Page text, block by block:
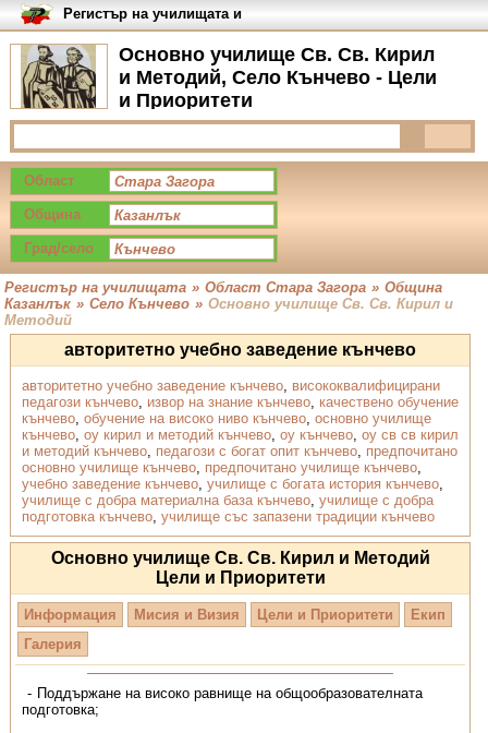
Основно училище Св. Св. Кирил
и Методий, Село Кънчево - Цели
и Приоритети
Регистър на училищата и
университетите в България
Област
Община
Град/село
Регистър на училищата » Област Стара Загора » Община
Казанлък » Село Кънчево » Основно училище Св. Св. Кирил и
Методий
авторитетно учебно заведение кънчево
авторитетно учебно заведение кънчево, висококвалифицирани
педагози кънчево, извор на знание кънчево, качествено обучение
кънчево, обучение на високо ниво кънчево, основно училище
кънчево, оу кирил и методий кънчево, оу кънчево, оу св св кирил
и методий кънчево, педагози с богат опит кънчево, предпочитано
основно училище кънчево, предпочитано училище кънчево,
учебно заведение кънчево, училище с богата история кънчево,
училище с добра материална база кънчево, училище с добра
подготовка кънчево, училище със запазени традиции кънчево
Основно училище Св. Св. Кирил и Методий
Цели и Приоритети
Информация Мисия и Визия Цели и Приоритети
Екип
Галерия
Поддържане на високо равнище на общообразователната
подготовка;